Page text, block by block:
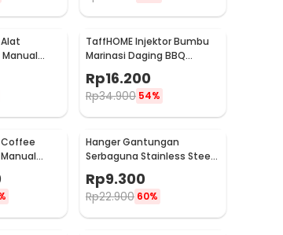
-
TaffHOME Injektor Bumbu
Marinasi Daging BBQ
Seasoning Injector - HC117
Rp16.200
Rp34.900 54%
300ml
Hanger Gantungan
Serbaguna Stainless Steel
10 PCS - M127105
Rp9.300
Rp22.900 60%